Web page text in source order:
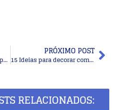
Moda festas: Maquiagem para senhoras
PRÓXIMO POST
15 Ideias para decorar com painel fotográfico
RELACIONADOS: